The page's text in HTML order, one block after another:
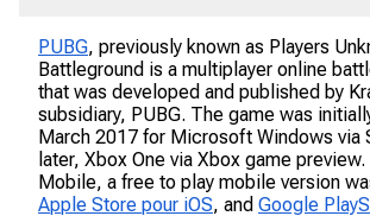
PUBG, previously known as Players
Battleground is a multiplayer online
that was developed and published by
subsidiary, PUBG. The game was
March 2017 for Microsoft Windows via
later, Xbox One via Xbox game
Mobile, a free to play mobile version
Apple Store pour iOS, and Google